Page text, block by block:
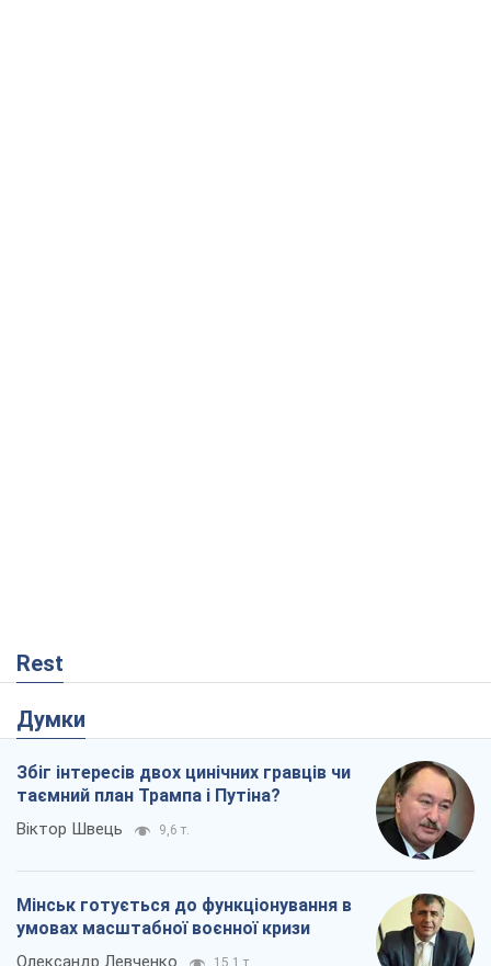
Rest
Думки
Збіг інтересів двох цинічних гравців чи
таємний план Трампа і Путіна?
Віктор Швець 9,6 т.
Мінськ готується до функціонування в
умовах масштабної воєнної кризи
Олександр Левченко